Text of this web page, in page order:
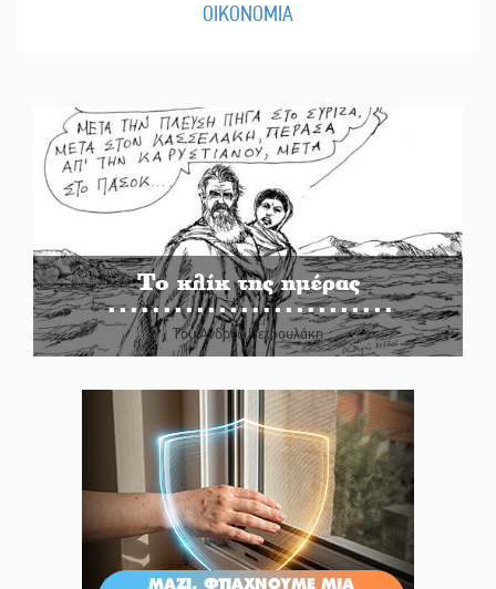
ΟΙΚΟΝΟΜΙΑ
Το κλίκ της ημέρας
Του Ανδρέα Πετρουλάκη